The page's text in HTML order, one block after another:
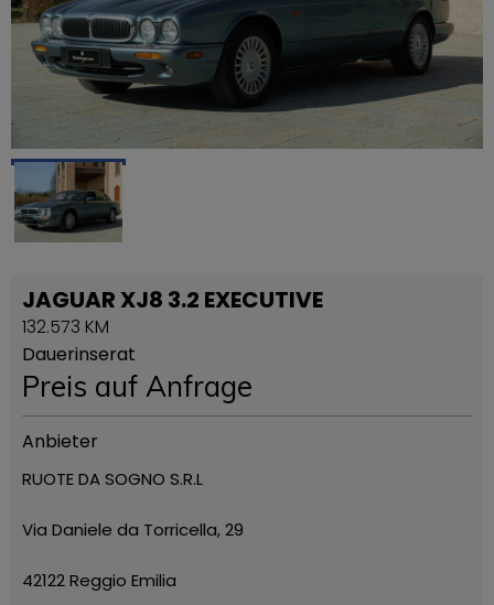
JAGUAR XJ8 3.2 EXECUTIVE
132.573 KM
Dauerinserat
Preis auf Anfrage
Anbieter
RUOTE DA SOGNO S.R.L
Via Daniele da Torricella, 29
42122 Reggio Emilia